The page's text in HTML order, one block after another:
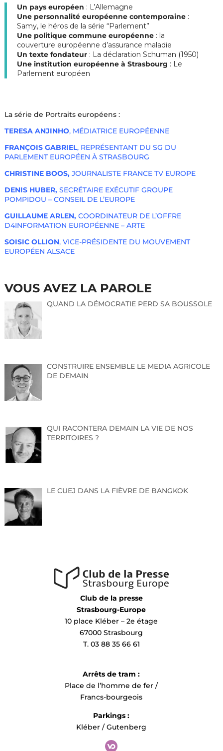
Un pays européen : L’Allemagne
Une personnalité européenne contemporaine:
Samy, le héros de la série “Parlement”
Une politique commune européenne: la
couverture européenne d’assurance maladie
Un texte fondateur: La déclaration Schuman (1950)
Une institution européenne à Strasbourg : Le
Parlement européen
La série de Portraits européens :
TERESA ANJINHO, MÉDIATRICE EUROPÉENNE
FRANÇOIS GABRIEL, REPRÉSENTANT DU SG DU
PARLEMENT EUROPÉEN À STRASBOURG
CHRISTINE BOOS, JOURNALISTE FRANCE TV EUROPE
DENIS HUBER, SECRÉTAIRE EXÉCUTIF GROUPE
POMPIDOU – CONSEIL DE L’EUROPE
GUILLAUME ARLEN, COORDINATEUR DE L’OFFRE
D4INFORMATION EUROPÉENNE – ARTE
SOISIC OLLION, VICE-PRÉSIDENTE DU MOUVEMENT
EUROPÉEN ALSACE
VOUS AVEZ LA PAROLE
QUAND LA DÉMOCRATIE PERD SA BOUSSOLE
CONSTRUIRE ENSEMBLE LE MEDIA AGRICOLE
DE DEMAIN
QUI RACONTERA DEMAIN LA VIE DE NOS
TERRITOIRES ?
LE CUEJ DANS LA FIÈVRE DE BANGKOK
Club de la presse
Strasbourg-Europe
10 place Kléber – 2e étage
67000 Strasbourg
T. 03 88 35 66 61
Arrêts de tram :
Place de l’homme de fer /
Francs-bourgeois
Parkings :
Kléber / Gutenberg